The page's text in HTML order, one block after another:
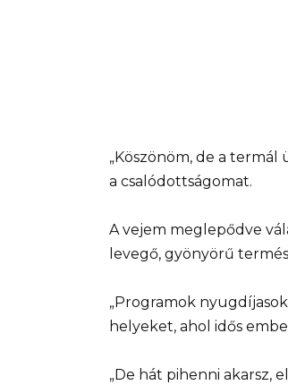
„Köszönöm, de a
a csalódottságomat.
A vejem meglepődve
levegő, gyönyörű
„Programok
helyeket, ahol idős
„De hát pihenni akarsz,